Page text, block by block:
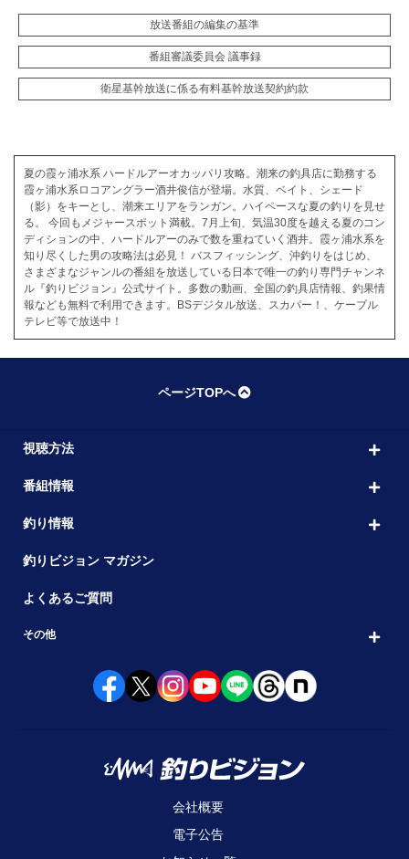
放送番組の編集の基準
番組審議委員会 議事録
衛星基幹放送に係る有料基幹放送契約約款
夏の霞ヶ浦水系 ハードルアーオカッパリ攻略。潮来の釣具店に勤務する
霞ヶ浦水系ロコアングラー酒井俊信が登場。水質、ベイト、シェード
（影）をキーとし、潮来エリアをランガン。ハイペースな夏の釣りを見せ
る。 今回もメジャースポット満載。7月上旬、気温30度を越える夏のコン
ディションの中、ハードルアーのみで数を重ねていく酒井。霞ヶ浦水系を
知り尽くした男の攻略法は必見！ バスフィッシング、沖釣りをはじめ、
さまざまなジャンルの番組を放送している日本で唯一の釣り専門チャンネ
ル『釣りビジョン』公式サイト。多数の動画、全国の釣具店情報、釣果情
報なども無料で利用できます。BSデジタル放送、スカパー！、ケーブル
テレビ等で放送中！
ページTOPへ
視聴方法
番組情報
釣り情報
釣りビジョン マガジン
よくあるご質問
その他
会社概要
電子公告